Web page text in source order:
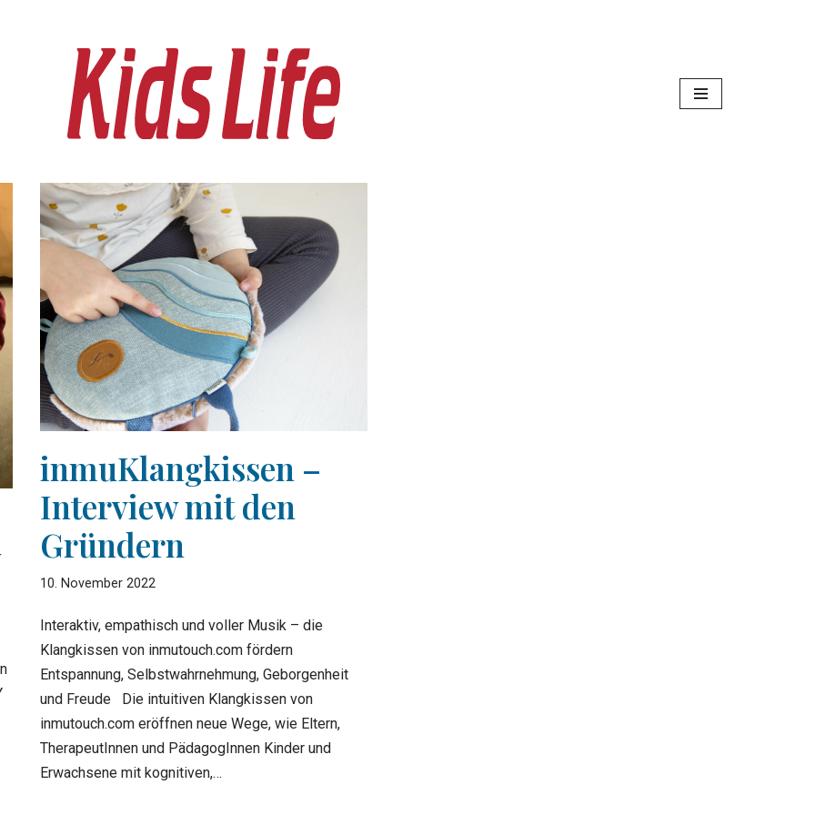
inmuKlangkissen –
Interview mit den
Gründern
10. November 2022
Interaktiv, empathisch und voller Musik – die
Klangkissen von inmutouch.com fördern
Entspannung, Selbstwahrnehmung, Geborgenheit
und Freude Die intuitiven Klangkissen von
inmutouch.com eröffnen neue Wege, wie Eltern,
TherapeutInnen und PädagogInnen Kinder und
Erwachsene mit kognitiven,…